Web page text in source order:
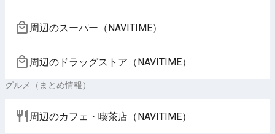
周辺のスーパー（NAVITIME）
周辺のドラッグストア（NAVITIME）
グルメ（まとめ情報）
周辺のカフェ・喫茶店（NAVITIME）